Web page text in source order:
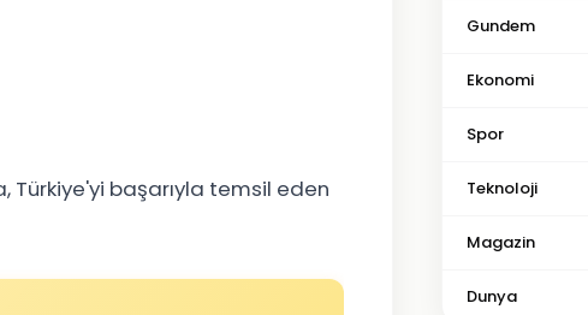
Türkiye'yi başarıyla temsil eden
Gundem
Ekonomi
Spor
Teknoloji
Magazin
Dunya